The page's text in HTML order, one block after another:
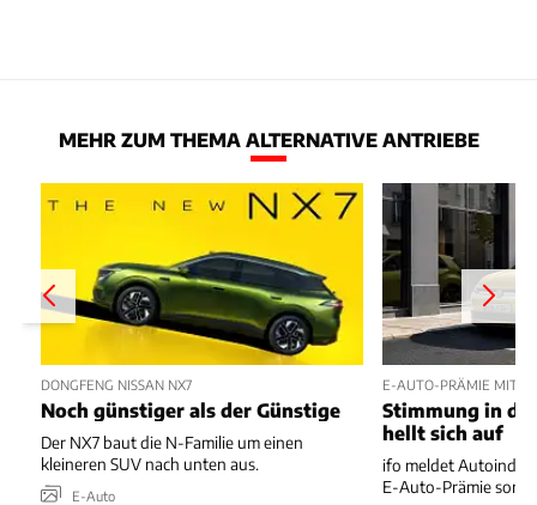
MEHR ZUM THEMA ALTERNATIVE ANTRIEBE
DONGFENG NISSAN NX7
Noch günstiger als der Günstige
Der NX7 baut die N-Familie um einen
kleineren SUV nach unten aus.
E-Auto
E-AUTO-PRÄMIE MIT
Stimmung in
hellt sich auf
ifo meldet
E-Auto-Prämie